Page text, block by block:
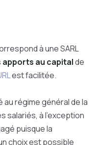
à une SARL
apports au capitalde
est facilitée.
régime général de la
salariés, à l’exception
puisque la
choix est possible